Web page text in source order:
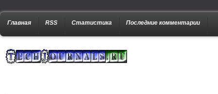
Главная RSS Статистика Последние комментарии